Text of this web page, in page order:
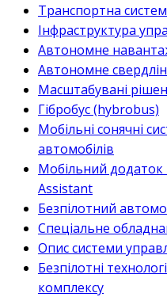
Транспортна
Інфраструктура
Автономне
Автономне
Масштабувані
Гібробус (hybrobus)
Мобільні сонячні
автомобілів
Мобільний додаток
Assistant
Безпілотний
Спеціальне
Опис системи
Безпілотні
комплексу